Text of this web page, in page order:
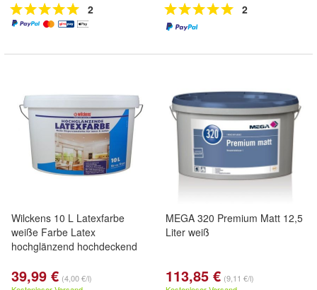
2 2
Wilckens 10 L Latexfarbe
weiße Farbe Latex
hochglänzend hochdeckend
39,99 € (4,00 €/l)
MEGA 320 Premium Matt 12,5
Liter weiß
113,85 € (9,11 €/l)